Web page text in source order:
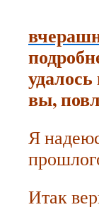
вы,
Я
Итак